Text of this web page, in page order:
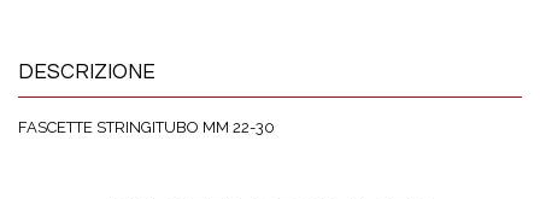
DESCRIZIONE
FASCETTE STRINGITUBO MM 22-30